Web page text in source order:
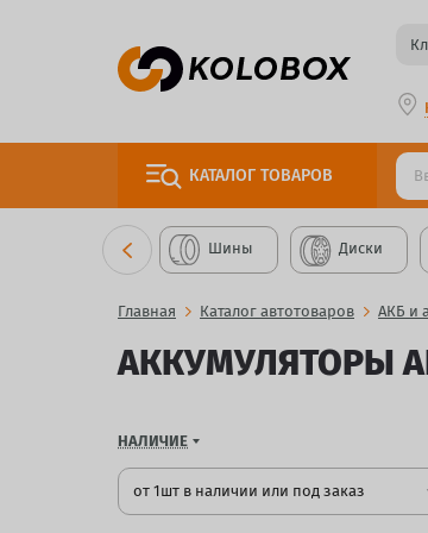
КАТАЛОГ ТОВАРОВ
Шины Диски
Главная Каталог автотоваров АКБ и
АККУМУЛЯТОРЫ
НАЛИЧИЕ
от 1шт в наличии или под заказ